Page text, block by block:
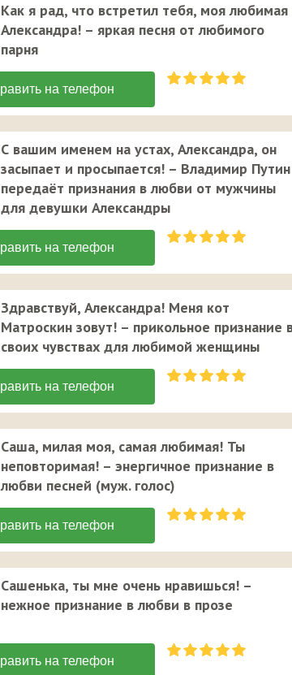
Как я рад, что встретил тебя, моя любимая
Александра! – яркая песня от любимого
парня
С вашим именем на устах, Александра, он
засыпает и просыпается! – Владимир Путин
передаёт признания в любви от мужчины
для девушки Александры
Здравствуй, Александра! Меня кот
Матроскин зовут! – прикольное признание
своих чувствах для любимой женщины
Саша, милая моя, самая любимая! Ты
неповторимая! – энергичное признание в
любви песней (муж. голос)
Сашенька, ты мне очень нравишься! –
нежное признание в любви в прозе